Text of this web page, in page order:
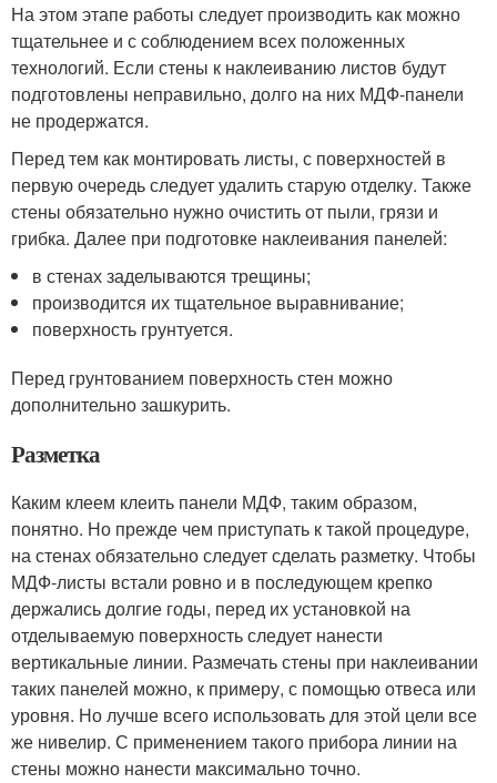
На этом этапе работы следует производить как можно
тщательнее и с соблюдением всех положенных
технологий. Если стены к наклеиванию листов будут
подготовлены неправильно, долго на них МДФ-панели
не продержатся.
Перед тем как монтировать листы, с поверхностей в
первую очередь следует удалить старую отделку. Также
стены обязательно нужно очистить от пыли, грязи и
грибка. Далее при подготовке наклеивания панелей:
в стенах заделываются трещины;
производится их тщательное выравнивание;
поверхность грунтуется.
Перед грунтованием поверхность стен можно
дополнительно зашкурить.
Разметка
Каким клеем клеить панели МДФ, таким образом,
понятно. Но прежде чем приступать к такой процедуре,
на стенах обязательно следует сделать разметку. Чтобы
МДФ-листы встали ровно и в последующем крепко
держались долгие годы, перед их установкой на
отделываемую поверхность следует нанести
вертикальные линии. Размечать стены при наклеивании
таких панелей можно, к примеру, с помощью отвеса или
уровня. Но лучше всего использовать для этой цели все
же нивелир. С применением такого прибора линии на
стены можно нанести максимально точно.